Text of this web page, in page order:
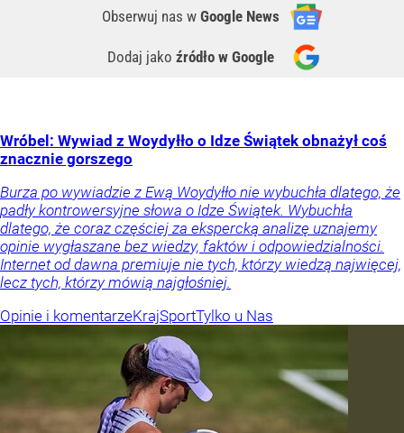
Obserwuj nas w Google News
Dodaj jako źródło w Google
Wróbel: Wywiad z Woydyłło o Idze Świątek obnażył coś
znacznie gorszego
Burza po wywiadzie z Ewą Woydyłło nie wybuchła dlatego, że
padły kontrowersyjne słowa o Idze Świątek. Wybuchła
dlatego, że coraz częściej za ekspercką analizę uznajemy
opinie wygłaszane bez wiedzy, faktów i odpowiedzialności.
Internet od dawna premiuje nie tych, którzy wiedzą najwięcej,
lecz tych, którzy mówią najgłośniej.
Opinie i komentarzeKrajSportTylko u Nas